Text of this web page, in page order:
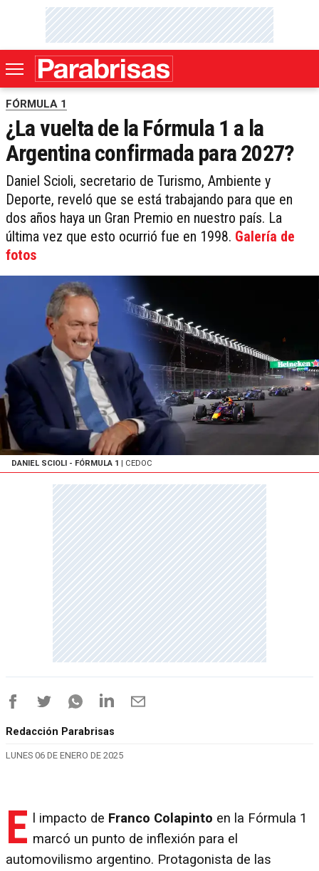
FÓRMULA 1
¿La vuelta de la Fórmula 1 a la
Argentina confirmada para 2027?
Daniel Scioli, secretario de Turismo, Ambiente y
Deporte, reveló que se está trabajando para que en
dos años haya un Gran Premio en nuestro país. La
última vez que esto ocurrió fue en 1998. Galería de
fotos
DANIEL SCIOLI - FÓRMULA 1 | CEDOC
Redacción Parabrisas
LUNES 06 DE ENERO DE 2025
E l impacto de Franco Colapinto en la Fórmula 1
marcó un punto de inflexión para el
automovilismo argentino. Protagonista de las